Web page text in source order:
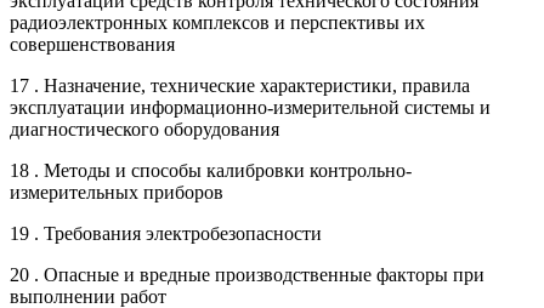
радиоэлектронных комплексов и перспективы их
совершенствования
17 . Назначение, технические характеристики, правила
эксплуатации информационно-измерительной системы и
диагностического оборудования
18 . Методы и способы калибровки контрольно-
измерительных приборов
19 . Требования электробезопасности
20 . Опасные и вредные производственные факторы при
выполнении работ